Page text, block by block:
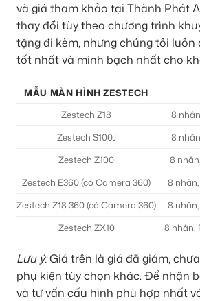
và giá tham khảo tại Thành Phát
thay đổi tùy theo chương trình
tặng đi kèm, nhưng chúng tôi luôn
tốt nhất và minh bạch nhất cho
MẪU MÀN HÌNH ZESTECH
Zestech Z18
8
Zestech S100J
8
Zestech Z100
8
Zestech E360 (có Camera 360)
8
Zestech Z18 360 (có Camera 360)
8
Zestech ZX10
8 nhân,
Lưu ý:Giá trên là giá đã giảm,
phụ kiện tùy chọn khác. Để nhận
và tư vấn cấu hình phù hợp nhất